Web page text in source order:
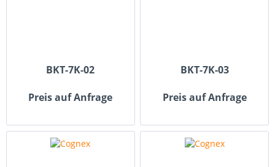
BKT-7K-02
Preis auf Anfrage
BKT-7K-03
Preis auf Anfrage